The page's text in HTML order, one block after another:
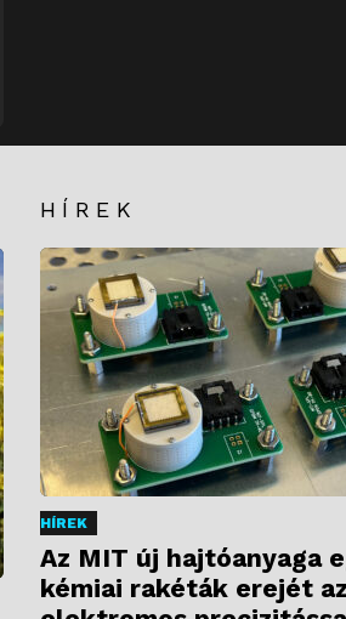
HÍREK
HÍREK
Az MIT új hajtóanyaga
kémiai rakéták erejét az